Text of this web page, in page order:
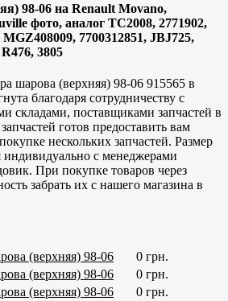
98-06 на Renault Movano,
фото, аналог TC2008, 2771902,
7700312851, JBJ725,
3805
шарова (верхняя) 98-06 915565 в
благодаря сотрудничеству с
складами, поставщиками запчастей в
готов предоставить вам
нескольких запчастей. Размер
индивидуально с менеджерами
При покупке товаров через
забрать их с нашего магазина в
(верхняя) 98-06
0 грн.
(верхняя) 98-06
0 грн.
(верхняя) 98-06
0 грн.